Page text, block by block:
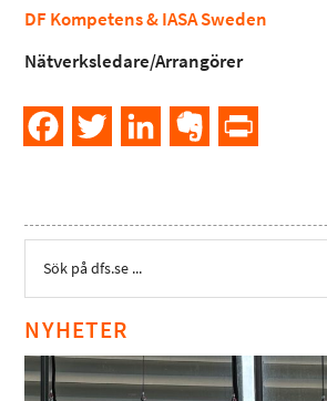
DF Kompetens & IASA Sweden
Nätverksledare/Arrangörer
FacebookTwitter LinkedInEvernote
NYHETER